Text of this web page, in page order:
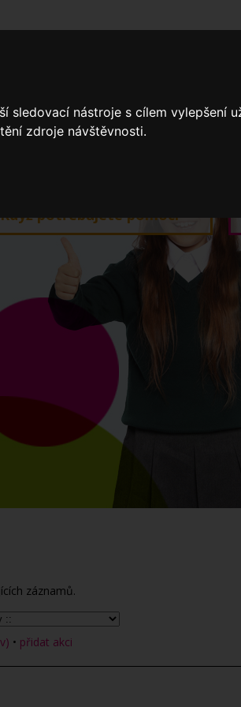
nástroje s cílem vylepšení
zdroje návštěvnosti.
zprávy
Když potřebujete pomoci
záznamů.
• přidat akci